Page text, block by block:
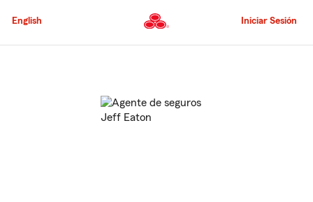
al
principal
English Iniciar Sesión